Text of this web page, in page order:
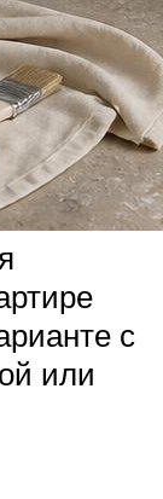
с
или